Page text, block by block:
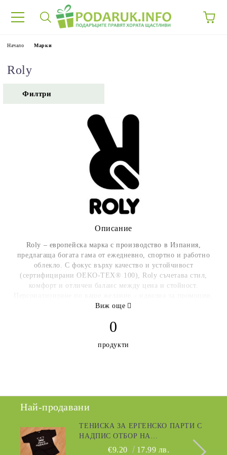
Начало Марки
Roly
Филтри
Описание
Roly – европейска марка с производство в Изпания,
предлагаща богата гама от ежедневно, спортно и работно
облекло. С фокус върху качество и устойчивост
(сертифицирани OEKO‑TEX® 100), Roly съчетава стил,
комфорт и отличен баланс между цена и стойност.
фирмен брандинг и масова употреба.
https://www.roly.eu/
Виж още
0
продукти
Най-продавани
ТЕНИСКА ЗА ЕРГЕНСКО ПАРТИ С
НАДПИС ОТБОР НА
МЛАДОЖЕНЕЦА
€9.20 17.99 лв.